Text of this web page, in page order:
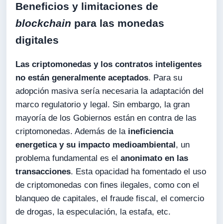
Beneficios y limitaciones de
blockchain para las monedas
digitales
Las criptomonedas y los contratos inteligentes
no están generalmente aceptados. Para su
adopción masiva sería necesaria la adaptación del
marco regulatorio y legal. Sin embargo, la gran
mayoría de los Gobiernos están en contra de las
criptomonedas. Además de la ineficiencia
energetica y su impacto medioambiental, un
problema fundamental es elanonimato en las
transacciones. Esta opacidad ha fomentado el uso
de criptomonedas con fines ilegales, como con el
blanqueo de capitales, el fraude fiscal, el comercio
de drogas, la especulación, la estafa, etc.